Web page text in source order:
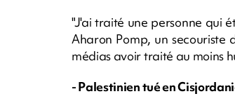
"J'ai traité une personne qui
Aharon Pomp, un
médias avoir traité au moins
- Palestinien tué en